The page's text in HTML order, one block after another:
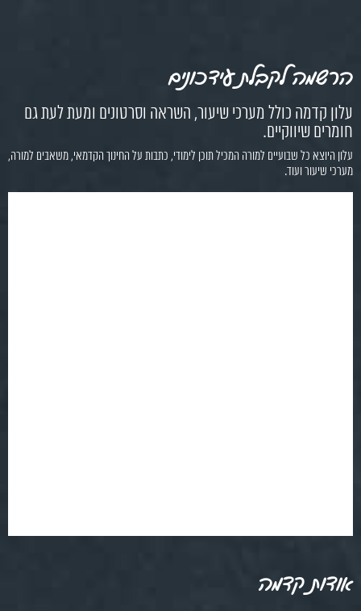
הרשמה לקבלת עידכונים
עלון קדמה כולל מערכי שיעור, השראה וסרטונים ומעת לעת גם
חומרים שיווקיים.
עלון היוצא כל שבועיים למורה המכיל תוכן לימודי, כתבות על החינוך הקדמאי, משאבים למורה,
מערכי שיעור ועוד.
אודות קדמה